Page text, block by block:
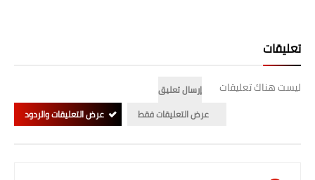
تعليقات
ليست هناك تعليقات
إرسال تعليق
عرض التعليقات فقط
عرض التعليقات والردود